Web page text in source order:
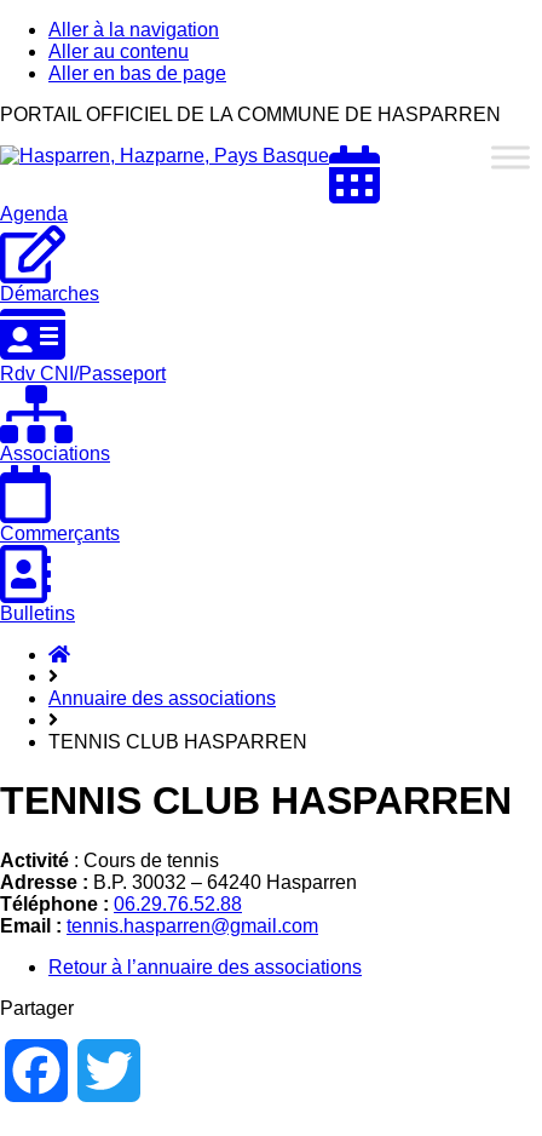
Aller à la navigation
Aller au contenu
Aller en bas de page
Hasparren,
Pays
PORTAIL OFFICIEL DE LA COMMUNE DE HASPARREN
Agenda
Démarches
Rdv CNI/Passeport
Associations
Commerçants
Bulletins
Accueil
Annuaire des associations
TENNIS CLUB HASPARREN
TENNIS CLUB HASPARREN
Activité : Cours de tennis
Adresse : B.P. 30032 – 64240 Hasparren
Téléphone : 06.29.76.52.88
Email : tennis.hasparren@gmail.com
Retour à l’annuaire des associations
Partager
Facebook